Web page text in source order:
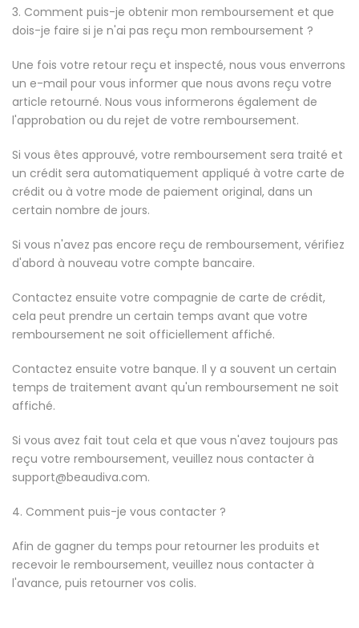
3. Comment puis-je obtenir mon remboursement et que
dois-je faire si je n'ai pas reçu mon remboursement ?
Une fois votre retour reçu et inspecté, nous vous enverrons
un e-mail pour vous informer que nous avons reçu votre
article retourné. Nous vous informerons également de
l'approbation ou du rejet de votre remboursement.
Si vous êtes approuvé, votre remboursement sera traité et
un crédit sera automatiquement appliqué à votre carte de
crédit ou à votre mode de paiement original, dans un
certain nombre de jours.
Si vous n'avez pas encore reçu de remboursement, vérifiez
d'abord à nouveau votre compte bancaire.
Contactez ensuite votre compagnie de carte de crédit,
cela peut prendre un certain temps avant que votre
remboursement ne soit officiellement affiché.
Contactez ensuite votre banque. Il y a souvent un certain
temps de traitement avant qu'un remboursement ne soit
affiché.
Si vous avez fait tout cela et que vous n'avez toujours pas
reçu votre remboursement, veuillez nous contacter à
support@beaudiva.com.
4. Comment puis-je vous contacter ?
Afin de gagner du temps pour retourner les produits et
recevoir le remboursement, veuillez nous contacter à
l'avance, puis retourner vos colis.